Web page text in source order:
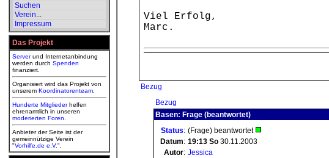
Suchen
Verein...
Impressum
Das Projekt
Serverund Internetanbindung
werden durch Spenden
finanziert.
Organisiert wird das Projekt von
unserem Koordinatorenteam
Hunderte Mitgliederhelfen
ehrenamtlich in unseren
moderierten Foren
Anbieter der Seite ist der
gemeinnützige Verein
"Vorhilfe.de e.V.".
Viel Erfolg,
Marc.
Bezug
Bezug
Basen: Frage (beantwortet)
Status: (Frage) beantwortet
Datum: 19:13 So 30.11.2003
Autor: Jessica